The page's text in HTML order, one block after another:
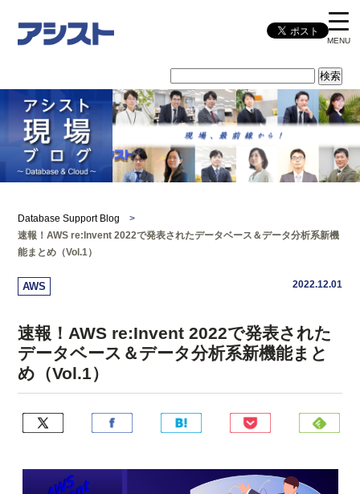
MENU
Database Support Blog
>
速報！AWS re:Invent 2022で発表されたデータベース＆データ分析系新機
能まとめ（Vol.1）
AWS 2022.12.01
速報！AWS re:Invent 2022で発表された
データベース＆データ分析系新機能まと
め（Vol.1）